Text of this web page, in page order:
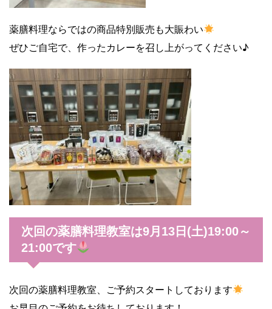
薬膳料理ならではの商品特別販売も大賑わい
ぜひご自宅で、作ったカレーを召し上がってください♪
次回の薬膳料理教室は9月13日(土)19:00～
21:00です
次回の薬膳料理教室、ご予約スタートしております